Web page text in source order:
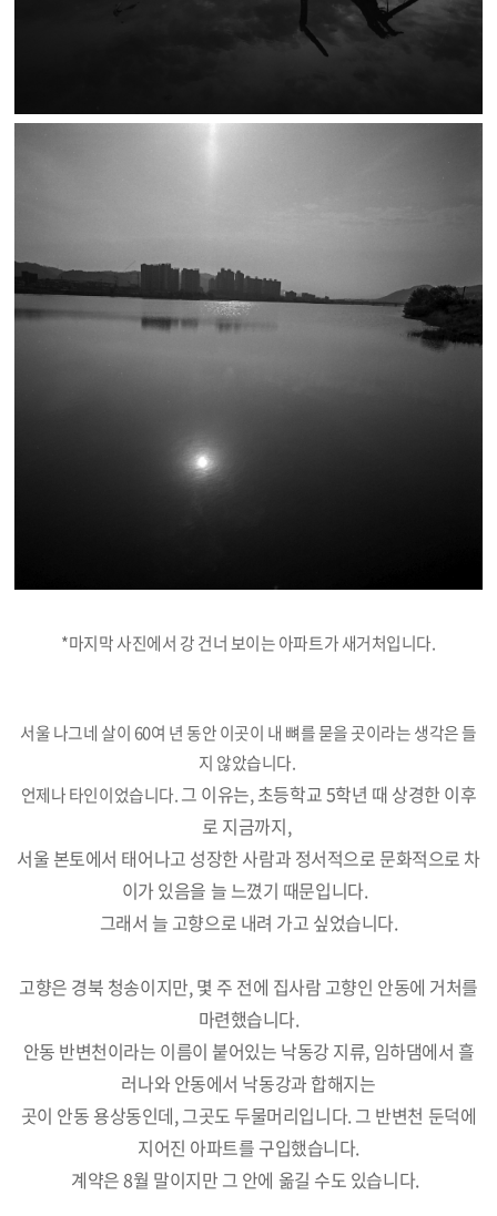
*마지막 사진에서 강 건너 보이는 아파트가 새거처입니다.
서울 나그네 살이 60여 년 동안 이곳이 내 뼈를 묻을 곳이라는 생각은 들
지 않았습니다.
언제나 타인이었습니다.그 이유는, 초등학교 5학년 때 상경한 이후
로 지금까지,
서울 본토에서 태어나고 성장한 사람과 정서적으로 문화적으로 차
이가 있음을 늘 느꼈기 때문입니다.
그래서 늘 고향으로 내려 가고 싶었습니다.
고향은 경북 청송이지만, 몇 주 전에 집사람 고향인 안동에 거처를
마련했습니다.
안동 반변천이라는 이름이 붙어있는 낙동강 지류, 임하댐에서 흘
러나와 안동에서 낙동강과 합해지는
곳이 안동 용상동인데, 그곳도 두물머리입니다. 그 반변천 둔덕에
지어진 아파트를 구입했습니다.
계약은 8월 말이지만 그 안에 옮길 수도 있습니다.